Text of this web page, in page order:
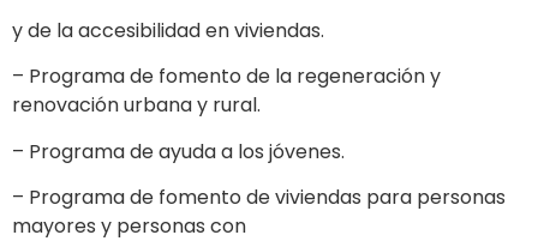
y de la accesibilidad en viviendas.
– Programa de fomento de la regeneración y
renovación urbana y rural.
– Programa de ayuda a los jóvenes.
– Programa de fomento de viviendas para personas
mayores y personas con